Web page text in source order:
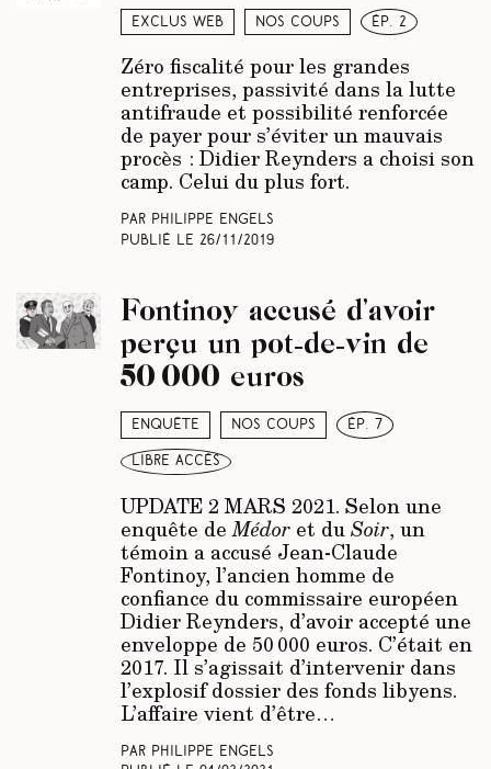
Exclus web Nos coups ép. 2
Zéro fiscalité pour les grandes
entreprises, passivité dans la lutte
antifraude et possibilité renforcée
de payer pour s’éviter un mauvais
procès : Didier Reynders a choisi son
camp. Celui du plus fort.
Par Philippe Engels
Publié le 26/11/2019
Enquête Nos coups ép. 7
libre accès
Fontinoy accusé d’avoir
perçu un pot-de-vin de
50 000 euros
UPDATE 2 MARS 2021. Selon une
enquête deMédoret duSoir, un
témoin a accusé Jean-Claude
Fontinoy, l’ancien homme de
confiance du commissaire européen
Didier Reynders, d’avoir accepté une
enveloppe de 50 000 euros. C’était en
2017. Il s’agissait d’intervenir dans
l’explosif dossier des fonds libyens.
L’affaire vient d’être…
Par Philippe Engels